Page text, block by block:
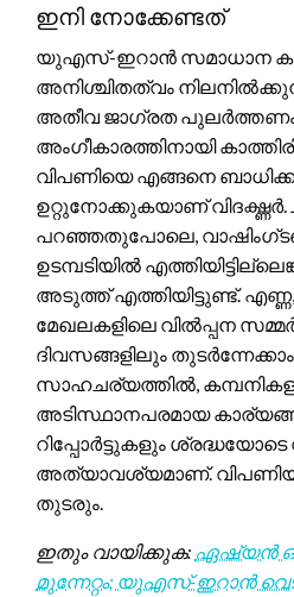
ഇനി നോക്കേണ്ടത്
യുഎസ്-ഇറാൻ സമാധാന
അനിശ്ചിതത്വം
അതീവ ജാഗ്രത പുലർത്തണം.
അംഗീകാരത്തിനായി
വിപണിയെ എങ്ങനെ
ഉറ്റുനോക്കുകയാണ് വിദഗ്ദ്ധർ.
പറഞ്ഞതുപോലെ,
ഉടമ്പടിയിൽ
അടുത്ത് എത്തിയിട്ടുണ്ട്.
മേഖലകളിലെ വിൽപ്പന
ദിവസങ്ങളിലും
സാഹചര്യത്തിൽ,
അടിസ്ഥാനപരമായ
റിപ്പോർട്ടുകളും
അത്യാവശ്യമാണ്.
തുടരും.
ഇതും വായിക്കുക: ഏഷ്യൻ
മുന്നേറ്റം; യുഎസ്-ഇറാൻ